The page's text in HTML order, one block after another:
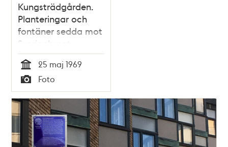
Kungsträdgården.
Planteringar och
fontäner sedda mot
Sverigehuset
Tid
25 maj 1969
Typ
Foto